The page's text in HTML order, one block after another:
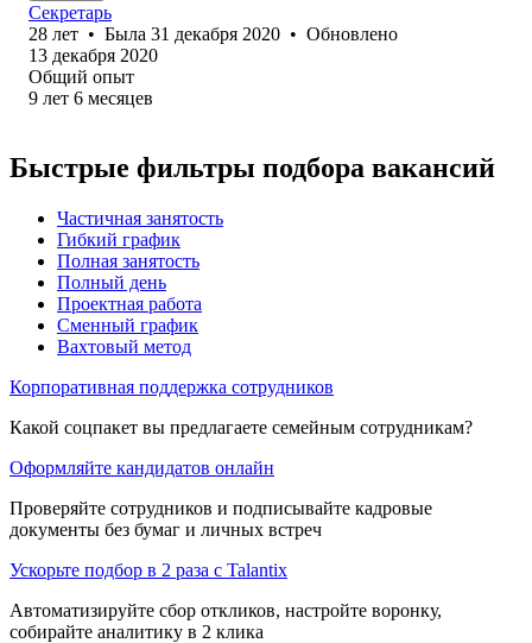
Секретарь
28 лет • Была 31 декабря 2020 • Обновлено
13 декабря 2020
Общий опыт
9 лет 6 месяцев
Быстрые фильтры подбора вакансий
Частичная занятость
Гибкий график
Полная занятость
Полный день
Проектная работа
Сменный график
Вахтовый метод
Корпоративная поддержка сотрудников
Какой соцпакет вы предлагаете семейным сотрудникам?
Оформляйте кандидатов онлайн
Проверяйте сотрудников и подписывайте кадровые
документы без бумаг и личных встреч
Ускорьте подбор в 2 раза с Talantix
Автоматизируйте сбор откликов, настройте воронку,
собирайте аналитику в 2 клика